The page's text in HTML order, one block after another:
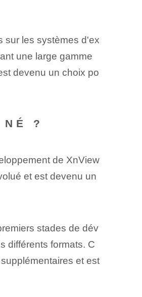
sur les systèmes d'ex
une large gamme
devenu un choix po
?
de XnView
et est devenu un
stades de dév
différents formats. C
et est